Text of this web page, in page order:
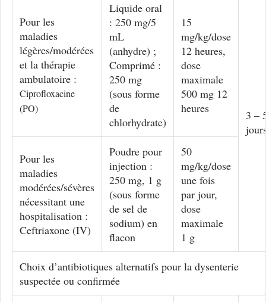
Pour les
maladies
légères/modérées
et la thérapie
ambulatoire :
Ciprofloxacine
(PO)
Liquide oral
: 250 mg/5
mL
(anhydre) ;
Comprimé :
250 mg
(sous forme
de
chlorhydrate)
15
mg/kg/dose
12 heures,
dose
maximale
500 mg 12
heures
3 –
Pour les
maladies
modérées/sévères
nécessitant une
hospitalisation :
Ceftriaxone (IV)
Poudre pour
injection :
250 mg, 1 g
(sous forme
de sel de
sodium) en
flacon
50
mg/kg/dose
une fois
par jour,
dose
maximale
1 g
Choix d’antibiotiques alternatifs pour la dysenterie
suspectée ou confirmée